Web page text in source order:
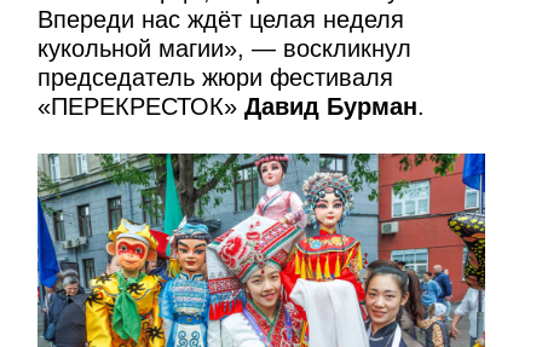
Впереди нас ждёт целая неделя
кукольной магии», — воскликнул
председатель жюри фестиваля
«ПЕРЕКРЕСТОК»Давид Бурман.